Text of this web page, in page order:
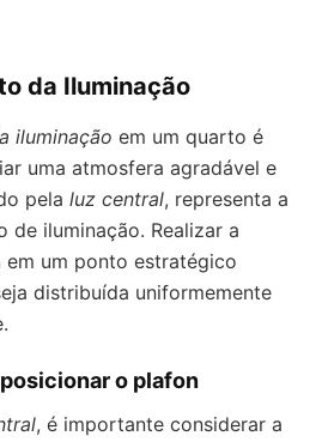
da Iluminação
iluminação em um quarto é
uma atmosfera agradável e
pela luz central, representa a
de iluminação. Realizar a
um ponto estratégico
distribuída uniformemente
o plafon
, é importante considerar a